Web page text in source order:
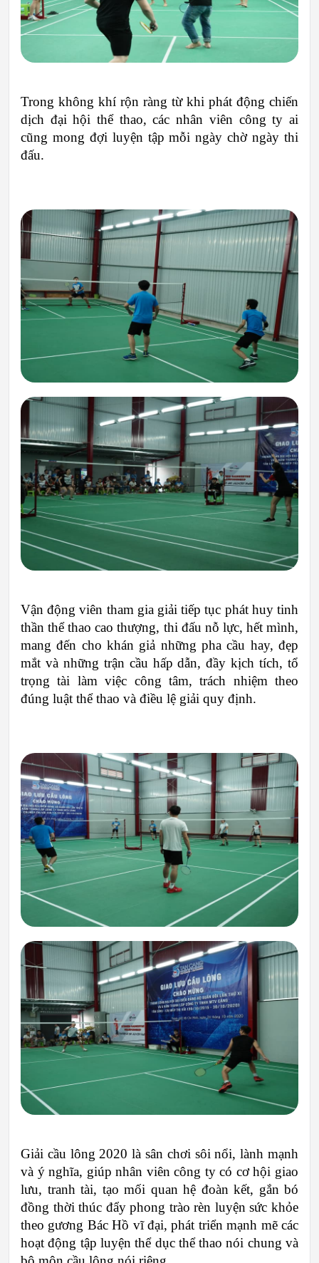
Trong không khí rộn ràng từ khi phát động chiến
dịch đại hội thể thao, các nhân viên công ty ai
cũng mong đợi luyện tập mỗi ngày chờ ngày thi
đấu.
Vận động viên tham gia giải tiếp tục phát huy tinh
thần thể thao cao thượng, thi đấu nỗ lực, hết mình,
mang đến cho khán giả những pha cầu hay, đẹp
mắt và những trận cầu hấp dẫn, đầy kịch tích, tổ
trọng tài làm việc công tâm, trách nhiệm theo
đúng luật thể thao và điều lệ giải quy định.
Giải cầu lông 2020 là sân chơi sôi nổi, lành mạnh
và ý nghĩa, giúp nhân viên công ty có cơ hội giao
lưu, tranh tài, tạo mối quan hệ đoàn kết, gắn bó
đồng thời thúc đẩy phong trào rèn luyện sức khỏe
theo gương Bác Hồ vĩ đại, phát triển mạnh mẽ các
hoạt động tập luyện thể dục thể thao nói chung và